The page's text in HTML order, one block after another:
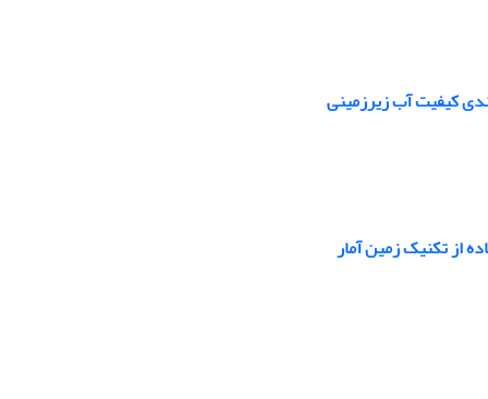
کیفیت آب زیرزمینی
از تکنیک زمین آمار